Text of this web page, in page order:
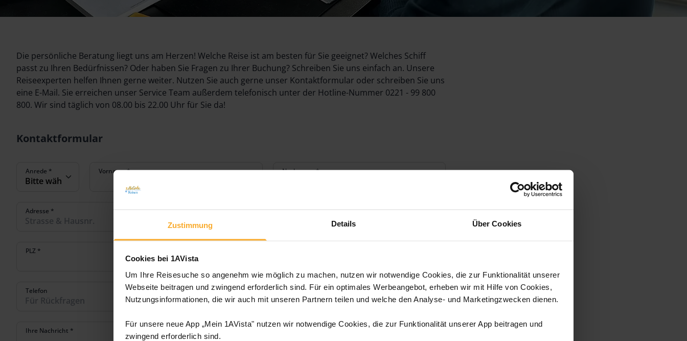
Zustimmung Details Über Cookies
Cookies bei 1AVista
Um Ihre Reisesuche so angenehm wie möglich zu machen, nutzen wir notwendige Cookies, die zur Funktionalität unserer
Webseite beitragen und zwingend erforderlich sind. Für ein optimales Werbeangebot, erheben wir mit Hilfe von Cookies,
Nutzungsinformationen, die wir auch mit unseren Partnern teilen und welche den Analyse- und Marketingzwecken dienen.
Für unsere neue App „Mein 1AVista" nutzen wir notwendige Cookies, die zur Funktionalität unserer App beitragen und
zwingend erforderlich sind.
Die persönliche Beratung liegt uns am Herzen! Welche Reise ist am besten für Sie geeignet? Welches Schiff
passt zu Ihren Bedürfnissen? Oder haben Sie Fragen zu Ihrer Buchung? Schreiben Sie uns einfach an. Unsere
Reiseexperten helfen Ihnen gerne weiter. Nutzen Sie auch gerne unser Kontaktformular oder schreiben Sie uns
eine E-Mail. Sie erreichen unser Service Team außerdem telefonisch unter der Hotline-Nummer 0221 - 99 800
800. Wir sind täglich von 08.00 bis 22.00 Uhr für Sie da!
Kontaktformular
Anrede * Vorname* Nachname*
Adresse *
PLZ *
Telefon E-Mail Adresse *
Ihre Nachricht *